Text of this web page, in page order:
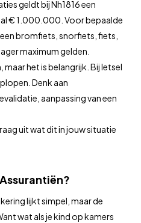
geldt bij Nh1816 een
€ 1.000.000. Voor bepaalde
bromfiets, snorfiets, fiets,
maximum gelden.
het is belangrijk. Bij letsel
Denk aan
aanpassing van een
uit wat dit in jouw situatie
lijkt simpel, maar de
wat als je kind op kamers